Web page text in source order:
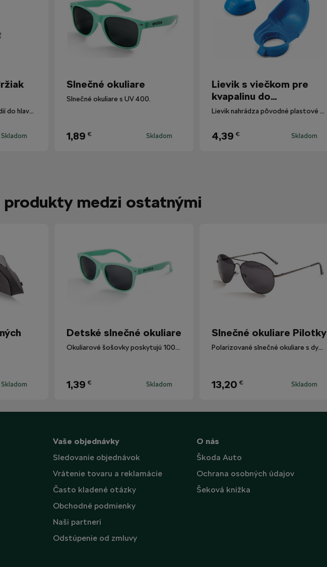
Praktický držiak multimédií do hlavovej opierky.
Skladom
Slnečné okuliare
Slnečné okuliare s UV 400.
1,89 € Skladom
Lievik s viečkom pre
kvapalinu do
ostrekovačov
Lievik nahrádza pôvodné plastové viečko nádobky ostrekovačov.
4,39 € Skladom
produkty medzi ostatnými
Skladom
Detské slnečné okuliare
Okuliarové šošovky poskytujú 100% ochranu proti UV žiareniu.
1,39 € Skladom
Slnečné okuliare Pilotky
Polarizované slnečné okuliare s dymovými sklami.
13,20 € Skladom
Vaše objednávky
Sledovanie objednávok
Vrátenie tovaru a reklamácie
Často kladené otázky
Obchodné podmienky
Naši partneri
Odstúpenie od zmluvy
O nás
Škoda Auto
Ochrana osobných údajov
Šeková knižka